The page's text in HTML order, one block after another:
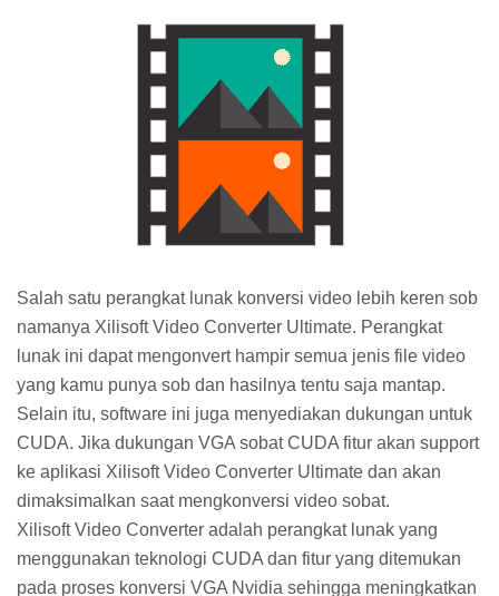
Salah satu perangkat lunak konversi video lebih keren sob
namanya Xilisoft Video Converter Ultimate. Perangkat
lunak ini dapat mengonvert hampir semua jenis file video
yang kamu punya sob dan hasilnya tentu saja mantap.
Selain itu, software ini juga menyediakan dukungan untuk
CUDA. Jika dukungan VGA sobat CUDA fitur akan support
ke aplikasi Xilisoft Video Converter Ultimate dan akan
dimaksimalkan saat mengkonversi video sobat.
Xilisoft Video Converter adalah perangkat lunak yang
menggunakan teknologi CUDA dan fitur yang ditemukan
pada proses konversi VGA Nvidia sehingga meningkatkan